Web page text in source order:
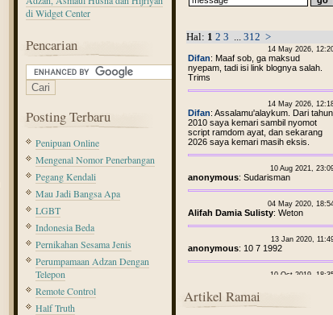
di Widget Center
Pencarian
Posting Terbaru
Penipuan Online
Mengenal Nomor Penerbangan
Pegang Kendali
Mau Jadi Bangsa Apa
LGBT
Indonesia Beda
Pernikahan Sesama Jenis
Perumpamaan Adzan Dengan
Telepon
Remote Control
Half Truth
Artikel Ramai